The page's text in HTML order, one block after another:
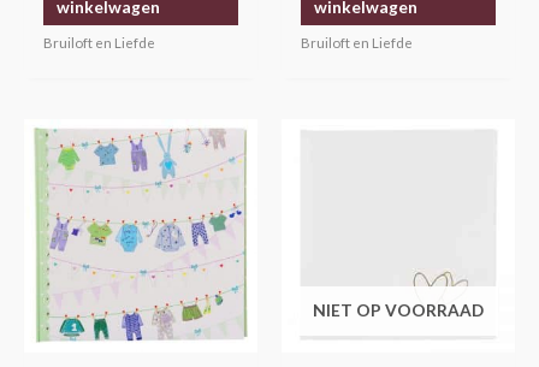
winkelwagen
Bruiloft en Liefde
winkelwagen
Bruiloft en Liefde
NIET OP VOORRAAD